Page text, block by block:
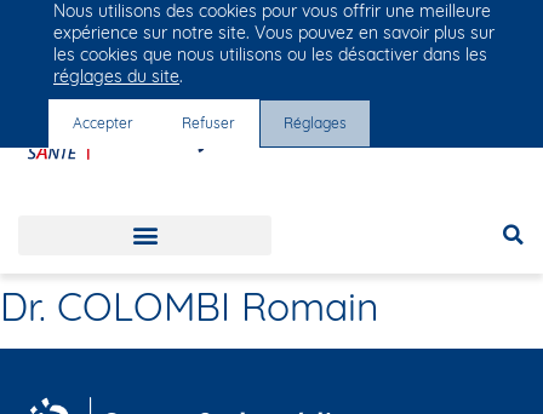
Groupe Vivalto Santé
Entre nous, la vie
Dr. COLOMBI Romain
Nous utilisons des cookies pour vous offrir une meilleure
expérience sur notre site. Vous pouvez en savoir plus sur
les cookies que nous utilisons ou les désactiver dans les
réglages du site.
Accepter Refuser Réglages